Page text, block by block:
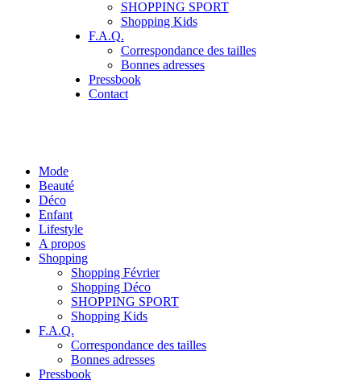
SHOPPING SPORT
Shopping Kids
F.A.Q.
Correspondance des tailles
Bonnes adresses
Pressbook
Contact
Mode
Beauté
Déco
Enfant
Lifestyle
A propos
Shopping
Shopping Février
Shopping Déco
SHOPPING SPORT
Shopping Kids
F.A.Q.
Correspondance des tailles
Bonnes adresses
Pressbook